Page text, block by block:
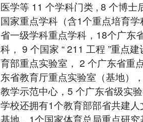
医学等 11 个学科门类 , 8 个博士
国家重点学科（含1个重点培育
省一级学科重点学科，18个广东
科， 9 个国家 “ 211 工程 ”重点
育部重点实验室， 2 个广东省重
东省教育厅重点实验室（基地）
教学示范中心，5 个广东省级实
学校还拥有1个教育部部省共建
基地、1个国家体育总局重点研